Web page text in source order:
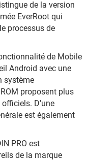
de la version
EverRoot qui
processus de
de Mobile
Android avec une
système
proposent plus
D'une
est également
PRO est
de la marque